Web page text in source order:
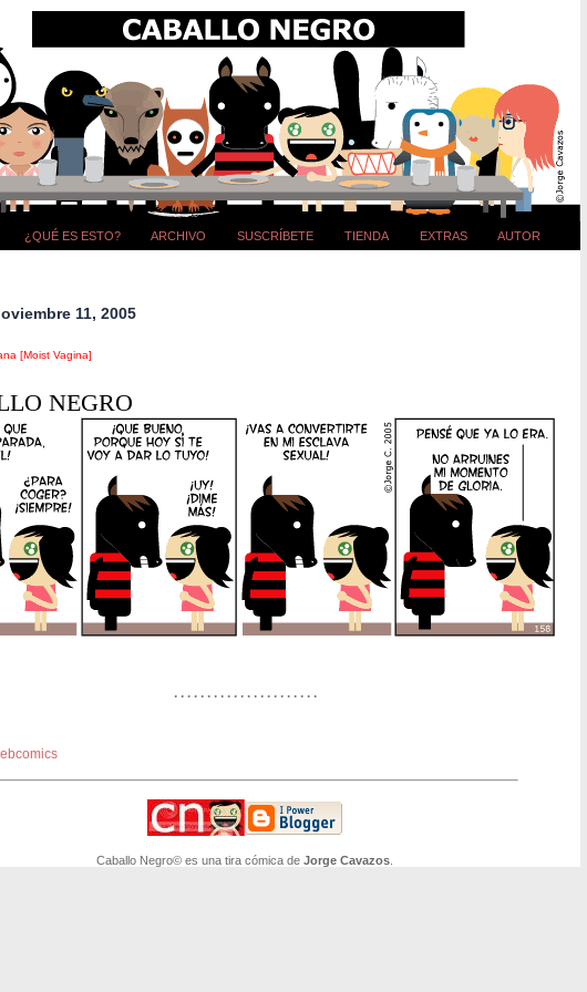
¿QUÉ ES ESTO? ARCHIVO SUSCRÍBETE TIENDA EXTRAS AUTOR
11, 2005
[Moist Vagina]
NEGRO
. . . . . . . . . . . . . . . . . . . . . .
Caballo Negro© es una tira cómica de Jorge Cavazos